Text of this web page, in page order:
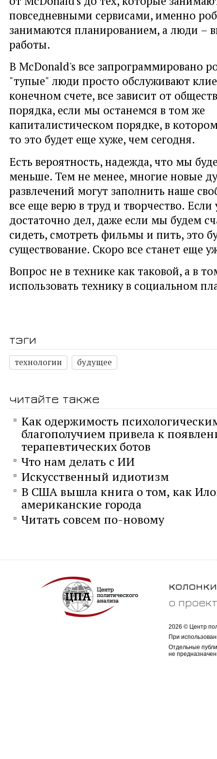
повседневными сервисами, именно
занимаются планированием, а люди –
работы.
В McDonald's все запрограммировано
"тупые" люди просто обслуживают
конечном счете, все зависит от
порядка, если мы останемся в том же
капиталистическом порядке, в
то это будет еще хуже, чем сегодня.
Есть вероятность, надежда, что мы
меньше. Тем не менее, многие новые
развлечений могут заполнить наше
все еще верю в труд и творчество. Если
достаточно дел, даже если мы будем
сидеть, смотреть фильмы и пить, это
существование. Скоро все станет еще
Вопрос не в технике как таковой, а в
использовать технику в социальном
тэги
технологии будущее
читайте также
Как одержимость
благополучием привела к
терапевтических ботов
Что нам делать с ИИ
Искусственный идиотизм
В США вышла книга о том, как
американские города
Читать совсем по-новому
колонки
о
2026 © Центр
При
Отдельные
не